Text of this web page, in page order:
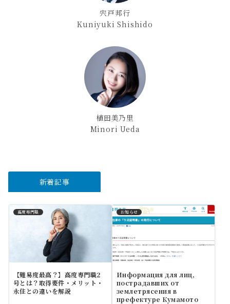
宍戸邦行
Kuniyuki Shishido
植田美乃里
Minori Ueda
新着記事
高度専門職
【難易度最高？】高度専門職2
号とは？取得要件・メリット・
永住との違いを解説
お知らせ
Информация для лиц,
пострадавших от
землетрясения в
префектуре Кумамото